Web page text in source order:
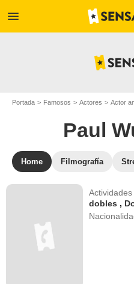
menu
Portada Famosos Actores Actor
Paul
Home Filmografía
dobles ,